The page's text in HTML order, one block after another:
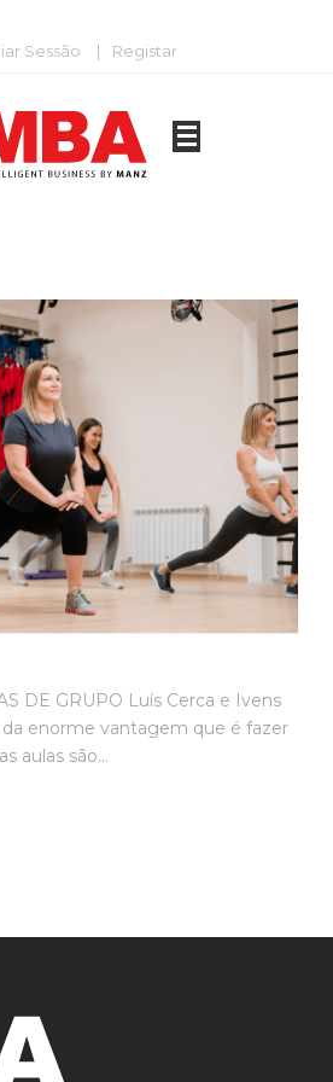
Sessão | Registar
DE GRUPO Luís Cerca e Ivens
da enorme vantagem que é fazer
aulas são...